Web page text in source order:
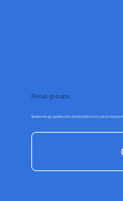
Focus groups
Sesiones grupales con consumidores o usuarios